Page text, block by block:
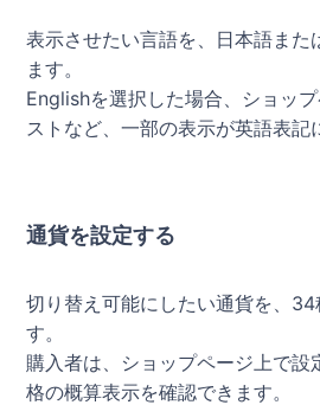
表示させたい言語を、日本語また
ます。
Englishを選択した場合、ショッ
ストなど、一部の表示が英語表記
通貨を設定する
切り替え可能にしたい通貨を、34
す。
購入者は、ショップページ上で設
格の概算表示を確認できます。